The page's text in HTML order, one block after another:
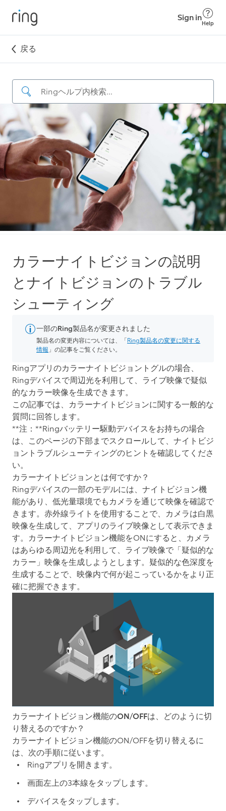
Sign in
Help
戻る
カラーナイトビジョンの説明
とナイトビジョンのトラブル
シューティング
一部のRing製品名が変更されました
製品名の変更内容については、「Ring製品名の変更に関する
情報」の記事をご覧ください。
Ringアプリのカラーナイトビジョントグルの場合、
Ringデバイスで周辺光を利用して、ライブ映像で疑似
的なカラー映像を生成できます。
この記事では、カラーナイトビジョンに関する一般的な
質問に回答します。
**注：**Ringバッテリー駆動デバイスをお持ちの場合
は、このページの下部までスクロールして、ナイトビジ
ョントラブルシューティングのヒントを確認してくださ
い。
カラーナイトビジョンとは何ですか？
Ringデバイスの一部のモデルには、ナイトビジョン機
能があり、低光量環境でもカメラを通じて映像を確認で
きます。赤外線ライトを使用することで、カメラは白黒
映像を生成して、アプリのライブ映像として表示できま
す。カラーナイトビジョン機能をONにすると、カメラ
はあらゆる周辺光を利用して、ライブ映像で「疑似的な
カラー」映像を生成しようとします。疑似的な色深度を
生成することで、映像内で何が起こっているかをより正
確に把握できます。
カラーナイトビジョン機能のON/OFFは、どのように切
り替えるのですか？
カラーナイトビジョン機能のON/OFFを切り替えるに
は、次の手順に従います。
Ringアプリを開きます。
画面左上の3本線をタップします。
デバイスをタップします。